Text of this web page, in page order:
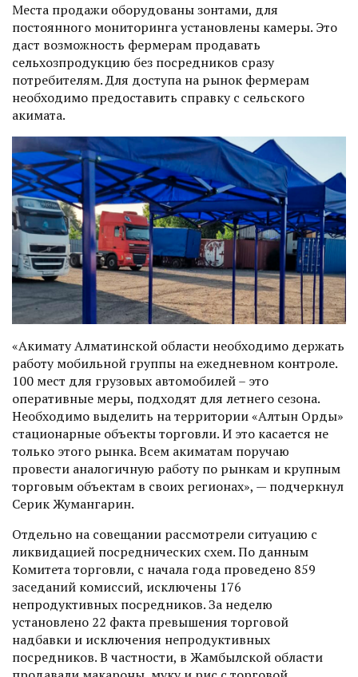
Места продажи оборудованы зонтами, для
постоянного мониторинга установлены камеры. Это
даст возможность фермерам продавать
сельхозпродукцию без посредников сразу
потребителям. Для доступа на рынок фермерам
необходимо предоставить справку с сельского
акимата.
«Акимату Алматинской области необходимо держать
работу мобильной группы на ежедневном контроле.
100 мест для грузовых автомобилей – это
оперативные меры, подходят для летнего сезона.
Необходимо выделить на территории «Алтын Орды»
стационарные объекты торговли. И это касается не
только этого рынка. Всем акиматам поручаю
провести аналогичную работу по рынкам и крупным
торговым объектам в своих регионах», — подчеркнул
Серик Жумангарин.
Отдельно на совещании рассмотрели ситуацию с
ликвидацией посреднических схем. По данным
Комитета торговли, с начала года проведено 859
заседаний комиссий, исключены 176
непродуктивных посредников. За неделю
установлено 22 факта превышения торговой
надбавки и исключения непродуктивных
посредников. В частности, в Жамбылской области